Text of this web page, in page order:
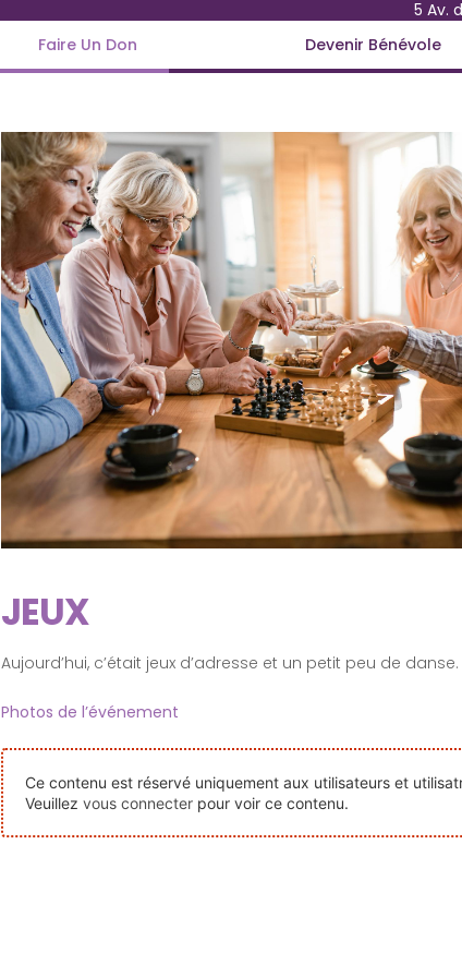
5 Av.
Faire Un Don
Devenir Bénévole
JEUX
Aujourd’hui, c’était jeux d’adresse et un petit peu de danse.
Photos de l’événement
Ce contenu est réservé uniquement aux utilisateurs et
Veuillez vous connecterpour voir ce contenu.